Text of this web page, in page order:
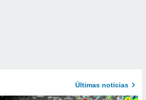
Últimas noticias